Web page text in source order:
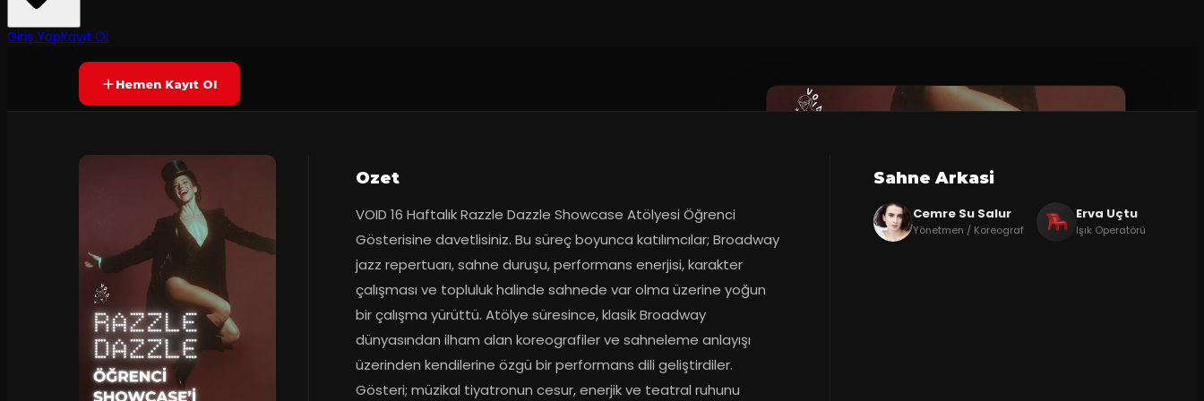
Giriş YapKayıt OlYAKINDA
Hemen Kayıt Ol
Ozet
VOID 16 Haftalık Razzle Dazzle Showcase Atölyesi Öğrenci
Gösterisine davetlisiniz. Bu süreç boyunca katılımcılar; Broadway
jazz repertuarı, sahne duruşu, performans enerjisi, karakter
çalışması ve topluluk halinde sahnede var olma üzerine yoğun
bir çalışma yürüttü. Atölye süresince, klasik Broadway
dünyasından ilham alan koreografiler ve sahneleme anlayışı
üzerinden kendilerine özgü bir performans dili geliştirdiler.
Gösteri; müzikal tiyatronun cesur, enerjik ve teatral ruhunu
Sahne Arkasi
Cemre Su Salur
Yönetmen / Koreograf
Erva Uçtu
Işık Operatörü